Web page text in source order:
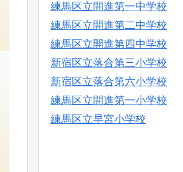
練馬区立開進第一中学校
練馬区立開進第二中学校
練馬区立開進第四中学校
新宿区立落合第三小学校
新宿区立落合第六小学校
練馬区立開進第一小学校
練馬区立早宮小学校